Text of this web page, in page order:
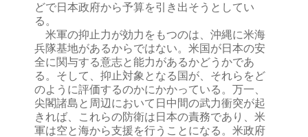
どで日本政府から予算を引き出そうとしてい
る。
米軍の抑止力が効力をもつのは、沖縄に米海
兵隊基地があるからではない。米国が日本の安
全に関与する意志と能力があるかどうかであ
る。そして、抑止対象となる国が、それらをど
のように評価するのかにかかっている。万一、
尖閣諸島と周辺において日中間の武力衝突が起
きれば、これらの防衛は日本の責務であり、米
軍は空と海から支援を行うことになる。米政府